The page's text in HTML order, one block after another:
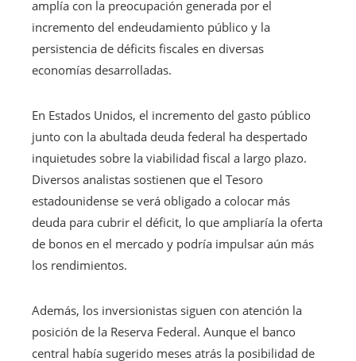
amplía con la preocupación generada por el
incremento del endeudamiento público y la
persistencia de déficits fiscales en diversas
economías desarrolladas.
En Estados Unidos, el incremento del gasto público
junto con la abultada deuda federal ha despertado
inquietudes sobre la viabilidad fiscal a largo plazo.
Diversos analistas sostienen que el Tesoro
estadounidense se verá obligado a colocar más
deuda para cubrir el déficit, lo que ampliaría la oferta
de bonos en el mercado y podría impulsar aún más
los rendimientos.
Además, los inversionistas siguen con atención la
posición de la Reserva Federal. Aunque el banco
central había sugerido meses atrás la posibilidad de